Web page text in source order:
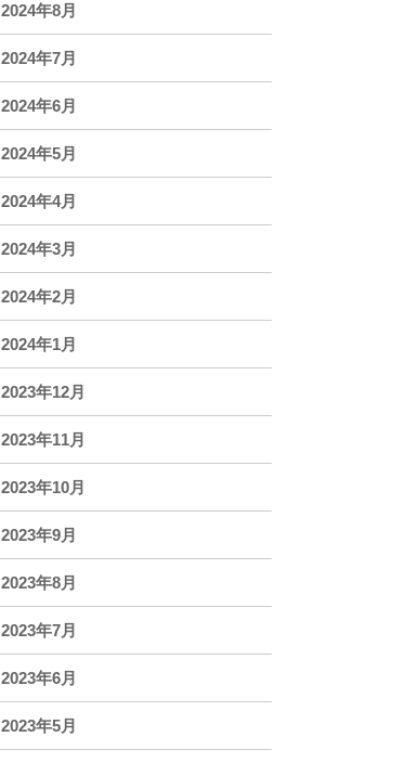
2024年8月
2024年7月
2024年6月
2024年5月
2024年4月
2024年3月
2024年2月
2024年1月
2023年12月
2023年11月
2023年10月
2023年9月
2023年8月
2023年7月
2023年6月
2023年5月